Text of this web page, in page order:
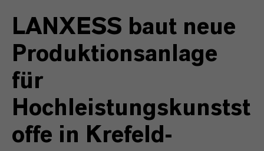
LANXESS baut neue
Produktionsanlage
für
Hochleistungskunstst
offe in Krefeld-